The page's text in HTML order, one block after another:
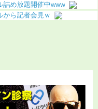
詰め放題開催中www
から記者会見ｗ